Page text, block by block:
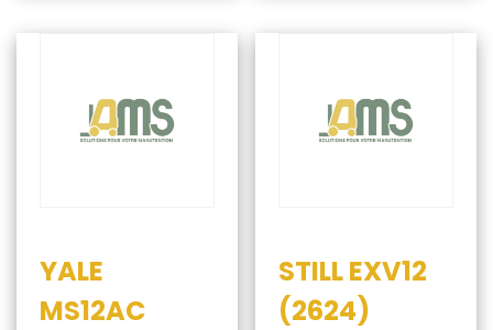
YALE
MS12AC
STILL EXV12
(2624)